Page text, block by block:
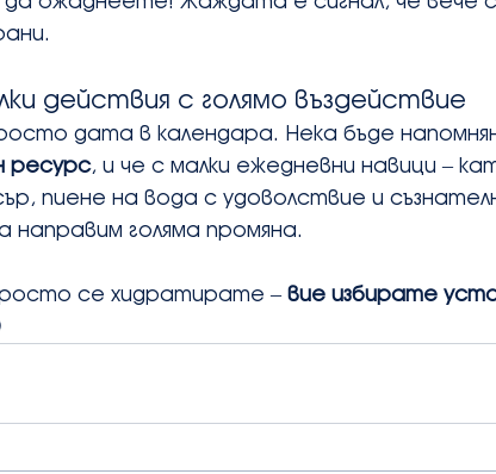
действия с голямо въздействие
дата в календара. Нека бъде
ресурс, и че с малки ежедневни навици –
пиене на вода с удоволствие и
направим голяма промяна.
се хидратирате – вие избирате